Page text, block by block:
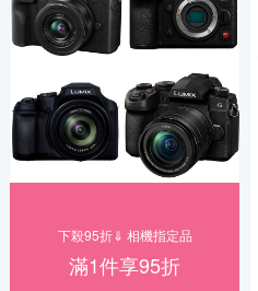
下殺95折⇓ 相機指定品
滿1件享95折